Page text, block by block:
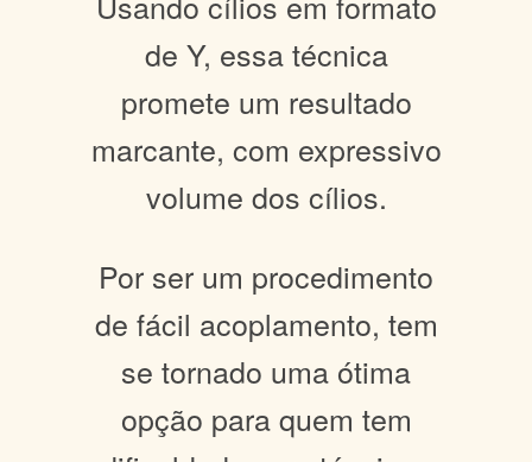
de Y, essa técnica
promete um resultado
marcante, com expressivo
volume dos cílios.
Por ser um procedimento
de fácil acoplamento, tem
se tornado uma ótima
opção para quem tem